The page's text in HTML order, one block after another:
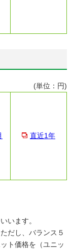
(単位：円)
直近1年
います。
だし、バランス５
ト価格を（ユニッ